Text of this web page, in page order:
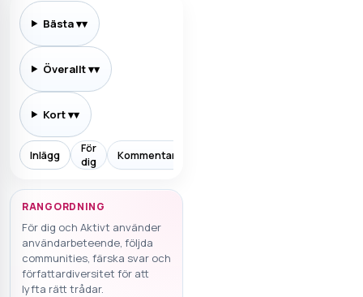
Bästa▾
Överallt▾
Kort▾
Inlägg
För
dig
Kommentarer
RANGORDNING
För dig och Aktivt använder
användarbeteende, följda
communities, färska svar och
författardiversitet för att
lyfta rätt trådar.